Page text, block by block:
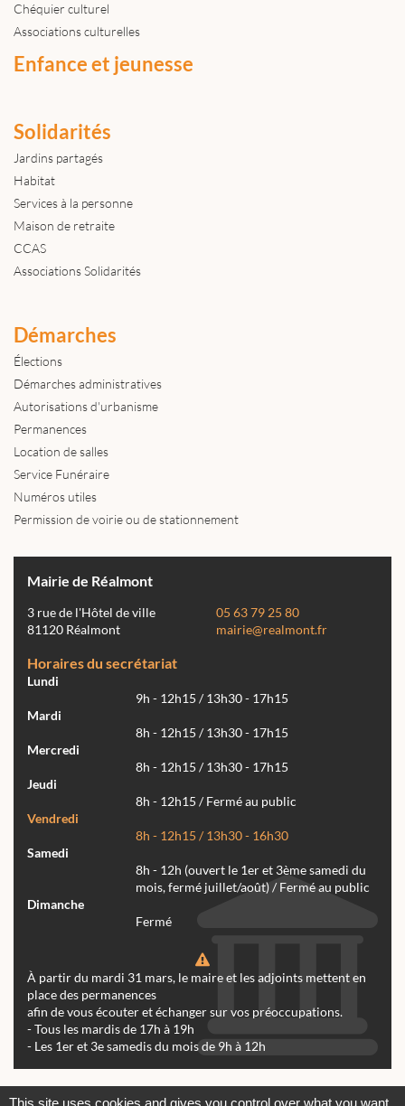
Chéquier culturel
Associations culturelles
Enfance et jeunesse
Solidarités
Jardins partagés
Habitat
Services à la personne
Maison de retraite
CCAS
Associations Solidarités
Démarches
Élections
Démarches administratives
Autorisations d'urbanisme
Permanences
Location de salles
Service Funéraire
Numéros utiles
Permission de voirie ou de stationnement
Mairie de Réalmont
3 rue de l'Hôtel de ville
81120 Réalmont
05 63 79 25 80
mairie@realmont.fr
Horaires du secrétariat
Lundi
9h - 12h15 / 13h30 - 17h15
Mardi
8h - 12h15 / 13h30 - 17h15
Mercredi
8h - 12h15 / 13h30 - 17h15
Jeudi
8h - 12h15 / Fermé au public
Vendredi
8h - 12h15 / 13h30 - 16h30
Samedi
8h - 12h (ouvert le 1er et 3ème samedi du
mois, fermé juillet/août) / Fermé au public
Dimanche
Fermé
À partir du mardi 31 mars, le maire et les adjoints mettent en
place des permanences
afin de vous écouter et échanger sur vos préoccupations.
- Tous les mardis de 17h à 19h
- Les 1er et 3e samedis du mois de 9h à 12h
This site uses cookies and gives you control over what you want